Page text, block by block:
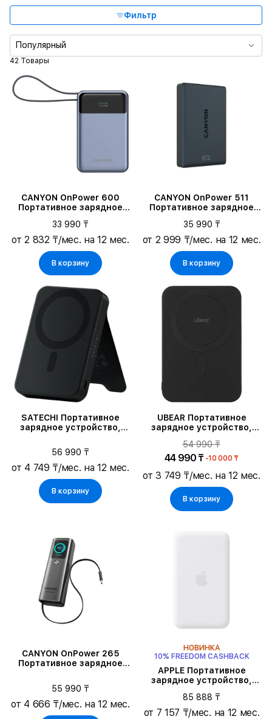
Фильтр
Максимальная выходная мощность
MagSafe
Количество коннекторов
42 Товары
Популярный
CANYON OnPower 600
Портативное зарядное
33 990 ₸
от 2 832 ₸/мес. на 12 мес.
В корзину
CANYON OnPower 511
Портативное зарядное
Black
35 990 ₸
от 2 999 ₸/мес. на 12 мес.
В корзину
SATECHI Портативное
зарядное устройство,
56 990 ₸
от 4 749 ₸/мес. на 12 мес.
В корзину
UBEAR Портативное
зарядное устройство,
54 990 ₸
44 990 ₸ -10 000 ₸
от 3 749 ₸/мес. на 12 мес.
В корзину
CANYON OnPower 265
Портативное зарядное
55 990 ₸
от 4 666 ₸/мес. на 12 мес.
НОВИНКА
10% FREEDOM CASHBACK
APPLE Портативное
зарядное устройство,
85 888 ₸
от 7 157 ₸/мес. на 12 мес.